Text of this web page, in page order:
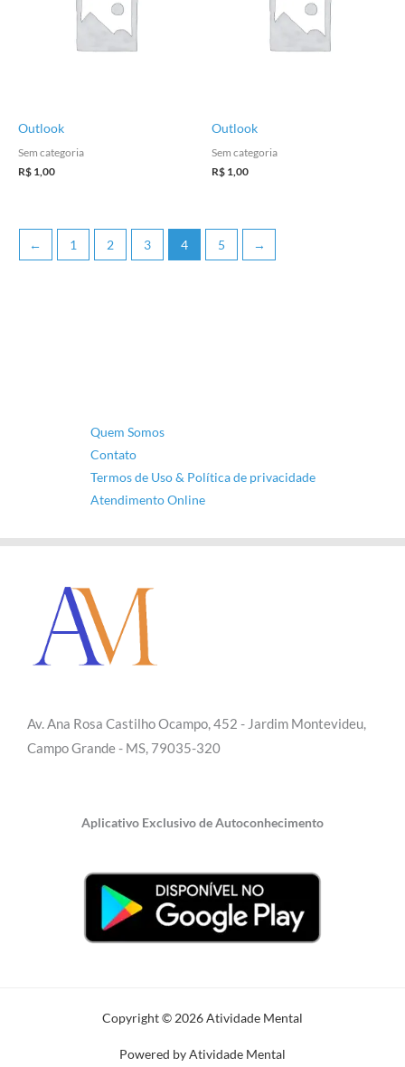
Outlook
Sem categoria
R$ 1,00
Outlook
Sem categoria
R$ 1,00
← 1 2 3 4 5 →
Quem Somos
Contato
Termos de Uso & Política de privacidade
Atendimento Online
Av. Ana Rosa Castilho Ocampo, 452 - Jardim Montevideu,
Campo Grande - MS, 79035-320
Aplicativo Exclusivo de Autoconhecimento
Copyright © 2026 Atividade Mental
Powered by Atividade Mental